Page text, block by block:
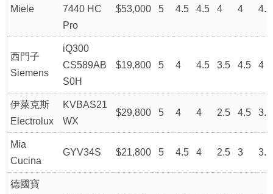
Miele
7440 HC
Pro
$53,000 5 4.5 4.5 4 4 4.5
西門子
Siemens
iQ300
CS589AB
S0H
$19,800 5 4 4.5 3.5 4.5 4
伊萊克斯
Electrolux
KVBAS21
WX
$29,800 5 4 4 2.5 4.5 3.5
Mia
Cucina
GYV34S $21,800 5 4.5 4 2.5 3 3.5
德國寶